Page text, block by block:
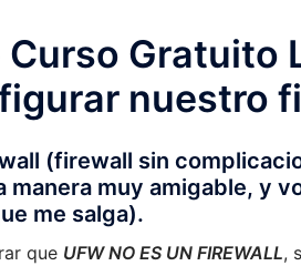
Gratuito
nuestro
(firewall sin
manera muy amigable, y
me salga).
que UFW NO ES UN FIREWALL,